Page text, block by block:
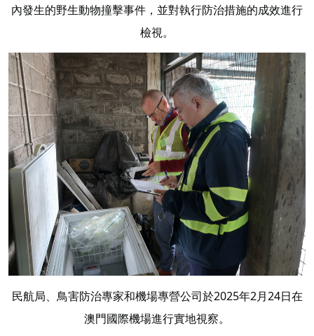
內發生的野生動物撞擊事件，並對執行防治措施的成效進行
檢視。
民航局、鳥害防治專家和機場專營公司於2025年2月24日在
澳門國際機場進行實地視察。